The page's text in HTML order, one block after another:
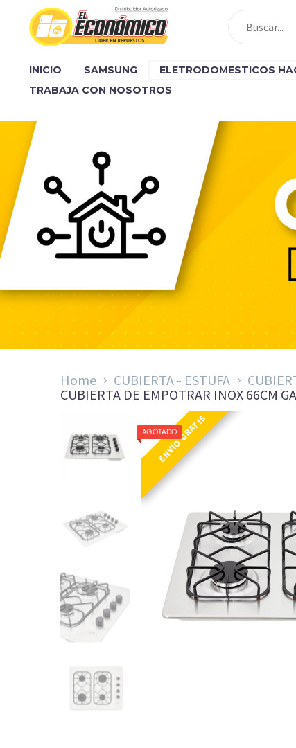
INICIO SAMSUNG ELETRODOMESTICOS
TRABAJA CON NOSOTROS
Home CUBIERTA - ESTUFA
CUBIERTA DE EMPOTRAR INOX 66CM
ENVÍO GRATIS
AGOTADO